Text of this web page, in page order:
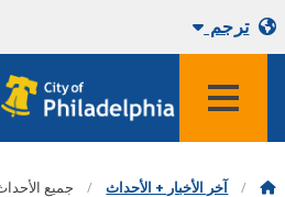
ترجم
آخر الأخبار + الأحداث جميع الأحداث